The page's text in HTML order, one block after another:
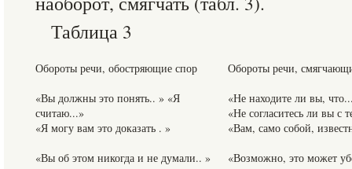
Таблица 3
Обороты речи, обостряющие спор
Обороты речи,
«Вы должны это понять.. » «Я
считаю...»
«Я могу вам это доказать . »
«Не находите ли вы,
«Не согласитесь ли вы с
«Вам, само собой,
«Вы об этом никогда и не думали.. »
«Возможно, это может